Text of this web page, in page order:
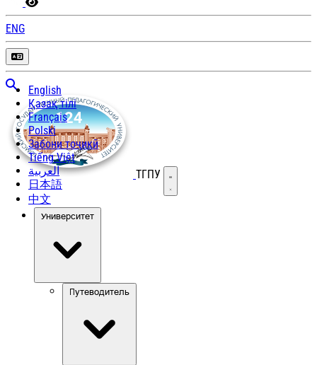
ENG
English
Қазақ тілі
Français
Polski
Забони тоҷикӣ
Tiếng Việt
العربية
日本語
中文
ТГПУ Открыть меню
Университет
Путеводитель